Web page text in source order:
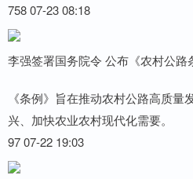
758 07-23 08:18
李强签署国务院令 公布《农村公路
《条例》旨在推动农村公路高质量
兴、加快农业农村现代化需要。
97 07-22 19:03